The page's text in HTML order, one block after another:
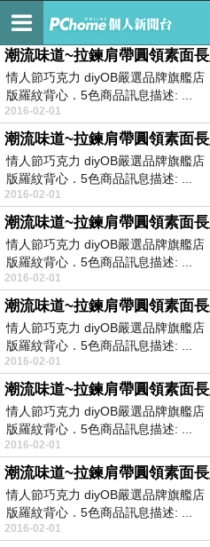
pchome 雜
潮流味道~拉鍊肩帶圓領素面
情人節巧克力 diyOB嚴選品牌旗艦
版羅紋背心．5色商品訊息描述: ...
2016-02-01
潮流味道~拉鍊肩帶圓領素面
情人節巧克力 diyOB嚴選品牌旗艦
版羅紋背心．5色商品訊息描述: ...
2016-02-01
潮流味道~拉鍊肩帶圓領素面
情人節巧克力 diyOB嚴選品牌旗艦
版羅紋背心．5色商品訊息描述: ...
2016-02-01
潮流味道~拉鍊肩帶圓領素面
情人節巧克力 diyOB嚴選品牌旗艦
版羅紋背心．5色商品訊息描述: ...
2016-02-01
潮流味道~拉鍊肩帶圓領素面
情人節巧克力 diyOB嚴選品牌旗艦
版羅紋背心．5色商品訊息描述: ...
2016-02-01
潮流味道~拉鍊肩帶圓領素面
情人節巧克力 diyOB嚴選品牌旗艦
版羅紋背心．5色商品訊息描述: ...
2016-02-01